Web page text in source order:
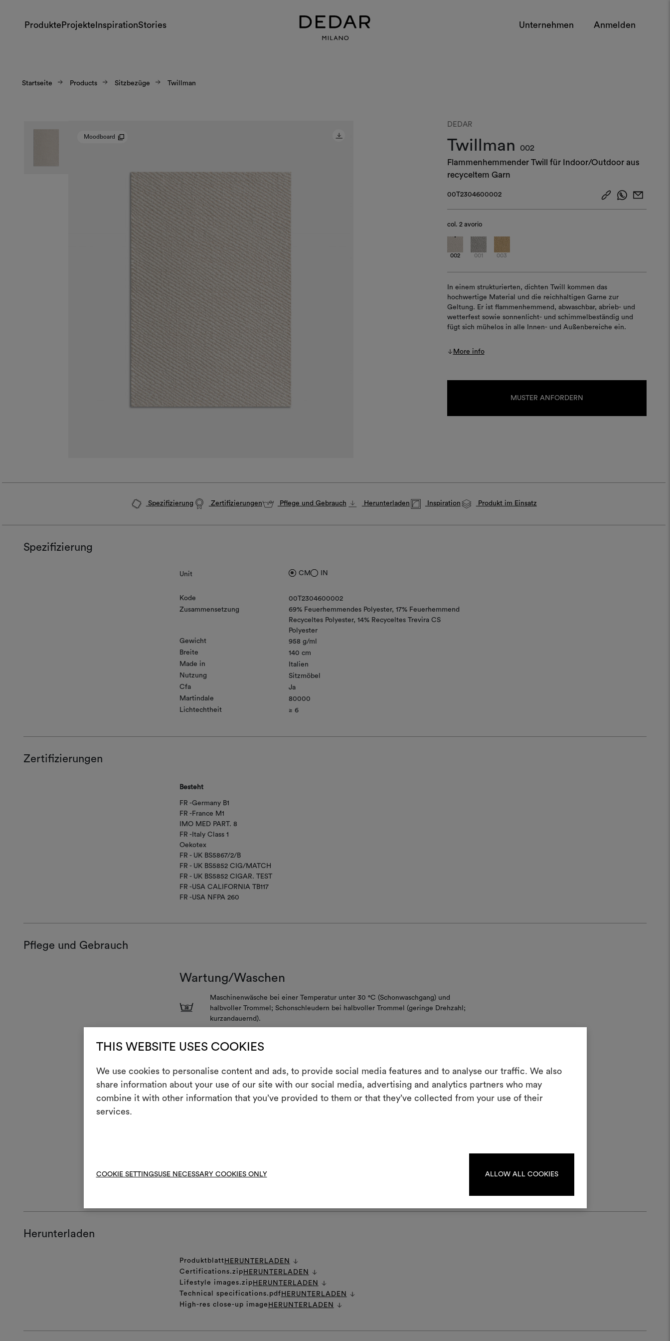
THIS WEBSITE USES COOKIES
We use cookies to personalise content and ads, to provide social media features and to analyse our traffic. We also
share information about your use of our site with our social media, advertising and analytics partners who may
combine it with other information that you’ve provided to them or that they’ve collected from your use of their
services.
COOKIE SETTINGSUSE NECESSARY COOKIES ONLY ALLOW ALL COOKIES
Produkte Projekte InspirationStories Unternehmen Anmelden
Startseite Products Sitzbezüge Twillman
Moodboard
DEDAR
Twillman
002
Flammenhemmender Twill für Indoor/Outdoor aus
recyceltem Garn
00T2304600002
col. 2 avorio
002 001 003
In einem strukturierten, dichten Twill kommen das
hochwertige Material und die reichhaltigen Garne zur
Geltung. Er ist flammenhemmend, abwaschbar, abrieb- und
wetterfest sowie sonnenlicht- und schimmelbeständig und
fügt sich mühelos in alle Innen- und Außenbereiche ein.
More info
MUSTER ANFORDERN
Spezifizierung Zertifizierungen Pflege und Gebrauch Herunterladen Inspiration Produkt im Einsatz
Spezifizierung
Unit CM IN
Kode
00T2304600002
Zusammensetzung
69% Feuerhemmendes Polyester 17% Feuerhemmend
Recyceltes Polyester 14% Recyceltes Trevira CS
Polyester
Gewicht
958 g/ml
Breite
140 cm
Made in
Italien
Nutzung
Sitzmöbel
Cfa
Ja
Martindale
80000
Lichtechtheit
≥ 6​
Zertifizierungen
Besteht
FR -Germany B1
FR -France M1
IMO MED PART. 8
FR -Italy Class 1
Oekotex
FR - UK BS5867/2/B
FR - UK BS5852 CIG/MATCH
FR - UK BS5852 CIGAR. TEST
FR -USA CALIFORNIA TB117
FR -USA NFPA 260
Pflege und Gebrauch
Wartung/Waschen
3
Maschinenwäsche bei einer Temperatur unter 30 °C (Schonwaschgang) und
halbvoller Trommel; Schonschleudern bei halbvoller Trommel (geringe Drehzahl;
kurzandauernd).
H
P
Reinigungsverfahren ohne Wasser, mit reduzierter mechanischer Beanspruchung
und Temperatur
V Nicht schleudern
Herunterladen
Produktblatt HERUNTERLADEN
Certifications.zip HERUNTERLADEN
Lifestyle images.zip HERUNTERLADEN
Technical specifications.pdf HERUNTERLADEN
High-res close-up image HERUNTERLADEN
erstellen
Ein interaktives Tool, mit dem Sie Ihre Ideen zum
Leben erwecken und mit anderen teilen können,
Um Moodboards zu erstellen oder
oder registrieren Sie sich.